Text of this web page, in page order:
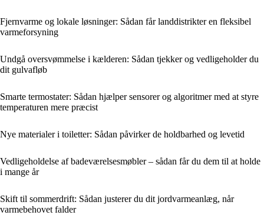
Fjernvarme og lokale løsninger: Sådan får landdistrikter en fleksibel
varmeforsyning
Undgå oversvømmelse i kælderen: Sådan tjekker og vedligeholder du
dit gulvafløb
Smarte termostater: Sådan hjælper sensorer og algoritmer med at styre
temperaturen mere præcist
Nye materialer i toiletter: Sådan påvirker de holdbarhed og levetid
Vedligeholdelse af badeværelsesmøbler – sådan får du dem til at holde
i mange år
Skift til sommerdrift: Sådan justerer du dit jordvarmeanlæg, når
varmebehovet falder